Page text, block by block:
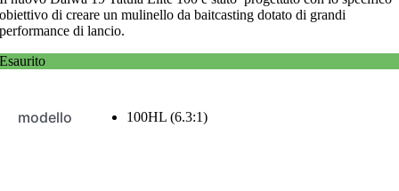
obiettivo di creare un mulinello da baitcasting dotato di grandi
performance di lancio.
Esaurito
modello 100HL (6.3:1)